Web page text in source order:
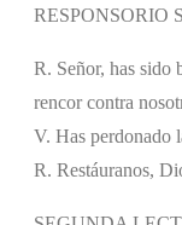
RESPONSORIO
R. Señor, has sido
rencor contra
V. Has perdonado
R. Restáuranos,